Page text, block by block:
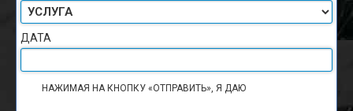
ДАТА
НАЖИМАЯ НА КНОПКУ «ОТПРАВИТЬ», Я ДАЮ